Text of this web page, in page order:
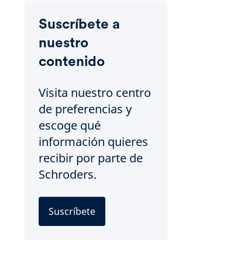
Suscríbete a
nuestro
contenido
Visita nuestro centro
de preferencias y
escoge qué
información quieres
recibir por parte de
Schroders.
Suscríbete